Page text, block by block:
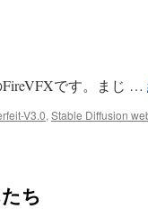
です。まじ …
V3.0, Stable Diffusion
ち